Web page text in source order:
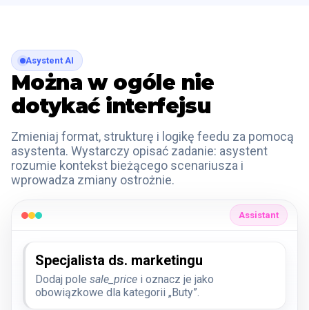
Asystent AI
Można w ogóle nie
dotykać interfejsu
Zmieniaj format, strukturę i logikę feedu za pomocą
asystenta. Wystarczy opisać zadanie: asystent
rozumie kontekst bieżącego scenariusza i
wprowadza zmiany ostrożnie.
Assistant
Specjalista ds. marketingu
Dodaj pole sale_price i oznacz je jako
obowiązkowe dla kategorii „Buty”.